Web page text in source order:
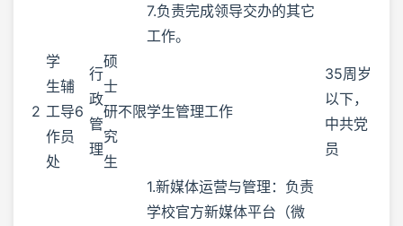
7.负责完成领导交办的其它
工作。
2
学
生
工
作
处
辅
导
员
6
行
政
管
理
硕
士
研
究
生
不限学生管理工作
35周岁
以下，
中共党
员
1.新媒体运营与管理：负责
学校官方新媒体平台（微